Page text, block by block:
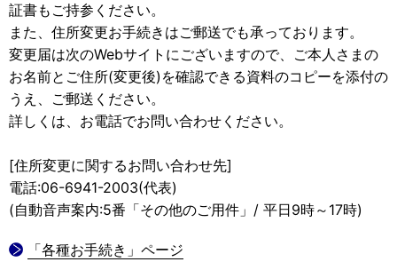
証書もご持参ください。
また、住所変更お手続きはご郵送でも承っております。
変更届は次のWebサイトにございますので、ご本人さまの
お名前とご住所(変更後)を確認できる資料のコピーを添付の
うえ、ご郵送ください。
詳しくは、お電話でお問い合わせください。
[住所変更に関するお問い合わせ先]
電話:06-6941-2003(代表)
(自動音声案内:5番「その他のご用件」/ 平日9時～17時)
「各種お手続き」ページ